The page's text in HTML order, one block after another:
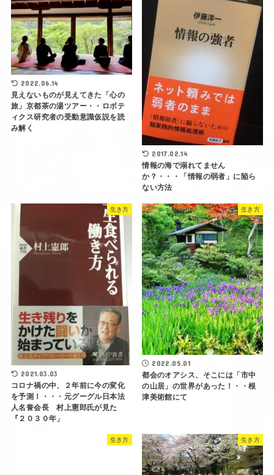
2022.06.14
見えないものが見えてきた「心の
旅」京都茶の湯ツアー・・ロボテ
ィクス研究者の受動意識仮説を読
み解く
2017.02.14
情報の海で溺れてません
か？・・・「情報の弱者」に陥ら
ない方法
生き方
2021.03.03
コロナ禍の中、２年前に今の変化
を予測！・・・元グーグル日本法
人名誉会長 村上憲郎氏が見た
『２０３０年」
生き方
2022.05.01
都会のオアシス、そこには「市中
の山居」の世界があった！・・根
津美術館にて
生き方 生き方